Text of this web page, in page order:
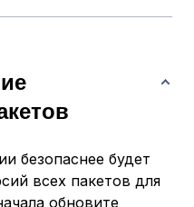
безопаснее будет
всех пакетов для
обновите